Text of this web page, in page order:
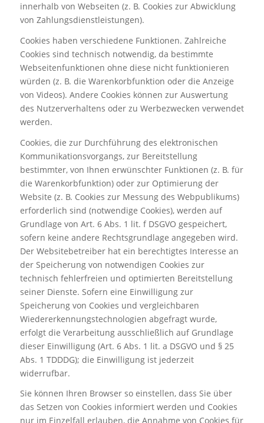
innerhalb von Webseiten (z. B. Cookies zur Abwicklung
von Zahlungsdienstleistungen).
Cookies haben verschiedene Funktionen. Zahlreiche
Cookies sind technisch notwendig, da bestimmte
Webseitenfunktionen ohne diese nicht funktionieren
würden (z. B. die Warenkorbfunktion oder die Anzeige
von Videos). Andere Cookies können zur Auswertung
des Nutzerverhaltens oder zu Werbezwecken verwendet
werden.
Cookies, die zur Durchführung des elektronischen
Kommunikationsvorgangs, zur Bereitstellung
bestimmter, von Ihnen erwünschter Funktionen (z. B. für
die Warenkorbfunktion) oder zur Optimierung der
Website (z. B. Cookies zur Messung des Webpublikums)
erforderlich sind (notwendige Cookies), werden auf
Grundlage von Art. 6 Abs. 1 lit. f DSGVO gespeichert,
sofern keine andere Rechtsgrundlage angegeben wird.
Der Websitebetreiber hat ein berechtigtes Interesse an
der Speicherung von notwendigen Cookies zur
technisch fehlerfreien und optimierten Bereitstellung
seiner Dienste. Sofern eine Einwilligung zur
Speicherung von Cookies und vergleichbaren
Wiedererkennungstechnologien abgefragt wurde,
erfolgt die Verarbeitung ausschließlich auf Grundlage
dieser Einwilligung (Art. 6 Abs. 1 lit. a DSGVO und § 25
Abs. 1 TDDDG); die Einwilligung ist jederzeit
widerrufbar.
Sie können Ihren Browser so einstellen, dass Sie über
das Setzen von Cookies informiert werden und Cookies
nur im Einzelfall erlauben, die Annahme von Cookies für